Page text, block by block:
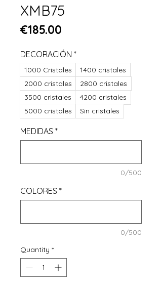
XMB75
€185.00
DECORACIÓN *
1000 Cristales
1400 cristales
2000 cristales
2800 cristales
3500 cristales
4200 cristales
5000 cristales
Sin cristales
MEDIDAS *
0/500
COLORES *
0/500
Quantity *